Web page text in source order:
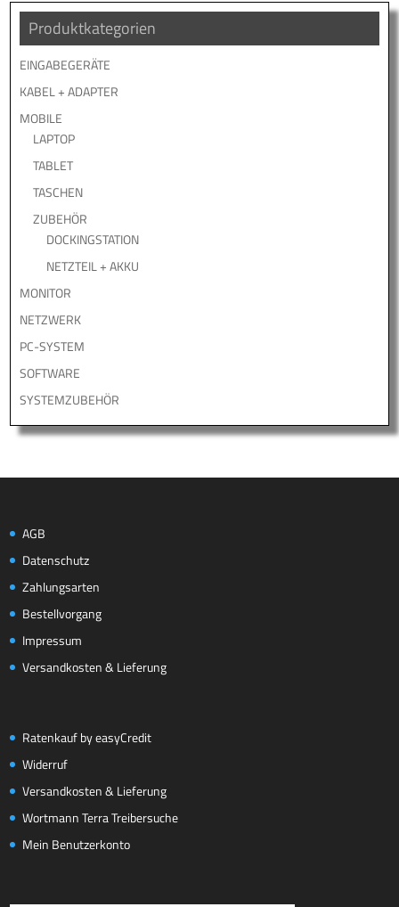
Produktkategorien
EINGABEGERÄTE
KABEL + ADAPTER
MOBILE
LAPTOP
TABLET
TASCHEN
ZUBEHÖR
DOCKINGSTATION
NETZTEIL + AKKU
MONITOR
NETZWERK
PC-SYSTEM
SOFTWARE
SYSTEMZUBEHÖR
AGB
Datenschutz
Zahlungsarten
Bestellvorgang
Impressum
Versandkosten & Lieferung
Ratenkauf by easyCredit
Widerruf
Versandkosten & Lieferung
Wortmann Terra Treibersuche
Mein Benutzerkonto